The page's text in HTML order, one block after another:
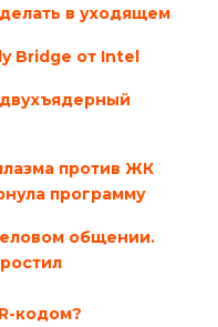
в уходящем
Bridge от Intel
против ЖК
программу
общении.
кодом?